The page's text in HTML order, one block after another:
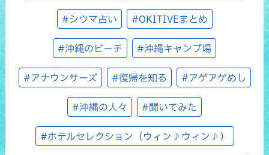
#シウマ占い #OKITIVEまとめ
#沖縄のビーチ #沖縄キャンプ場
#アナウンサーズ #復帰を知る #アゲアゲめし
#沖縄の人々 #聞いてみた
#ホテルセレクション（ウィン♪ウィン♪）